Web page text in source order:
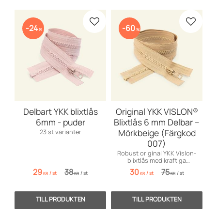
Delbart YKK blixtlås
6mm - puder
23 st varianter
29KR /st 38KR /st
24% Lägg till i favoriter
Original YKK VISLON®
Blixtlås 6 mm Delbar –
Mörkbeige (Färgkod
007)
Robust original YKK Vislon-
blixtlås med kraftiga
plasttaggar. Perfekt för jackor
och sportkläder!
30KR /st 75KR /st
60% Lägg